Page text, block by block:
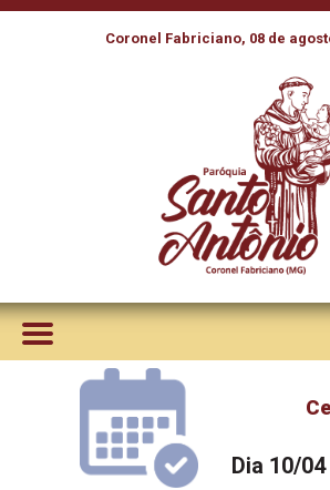
Coronel Fabriciano, 08 de
Dia 10/